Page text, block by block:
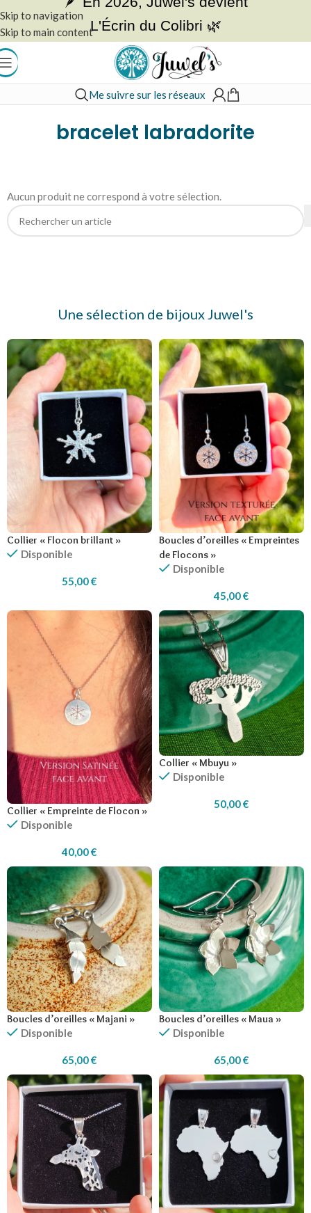
Skip to navigation
Skip to main contentL'Écrin du Colibri 🌿
Me suivre sur les réseaux
bracelet labradorite
bracelet labradorite
Aucun produit ne correspond à votre sélection.
Une sélection de bijoux Juwel's
Collier « Flocon brillant »
Disponible
55,00€
Boucles d’oreilles « Empreintes
de Flocons »
Disponible
45,00€
Collier « Empreinte de Flocon »
Disponible
40,00€
Collier « Mbuyu »
Disponible
50,00€
Boucles d’oreilles « Majani »
Disponible
65,00€
Boucles d’oreilles « Maua »
Disponible
65,00€